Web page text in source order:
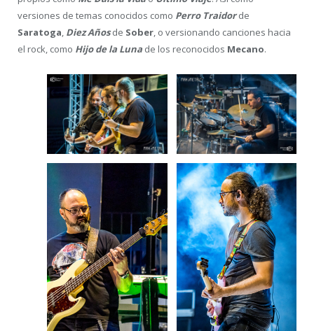
versiones de temas conocidos como Perro Traidorde
Saratoga Diez Añosde Sober , o versionando canciones hacia
el rock, como Hijo de la Luna de los reconocidos Mecano.